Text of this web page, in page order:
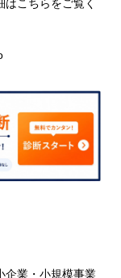
こちらをご覧く
企業・小規模事業